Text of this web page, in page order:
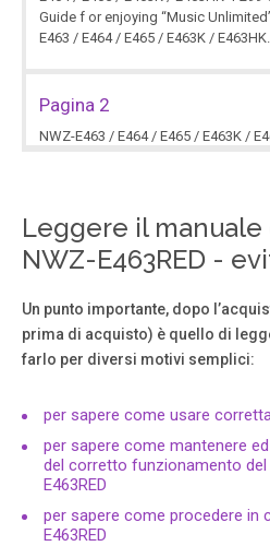
Guide f or enjoying “Music
E463 / E464 / E465 / E463K / E463HK.
Pagina 2
NWZ-E463 / E464 / E465 / E463K /
“Music Unlim ite d” li cen ce .
NWZ-E463 / E464 / E465 / E463K /
11(2) 3 3 About “Music Unlimited” “
a new online mu sic subscription
pla yback on yo ur “W ALKMAN.
Pagina 4
NWZ-E463 / E464 / E465 / E463K /
11(1) Using “Music Unlimited” Ser
Leggere il manuale
NWZ-E463RED -
Un punto importante, dopo
prima di acquisto) è quello di
farlo per diversi motivi semplici:
per sapere come usare
per sapere come mantenere
del corretto funzionamento
E463RED
per sapere come procedere in
E463RED